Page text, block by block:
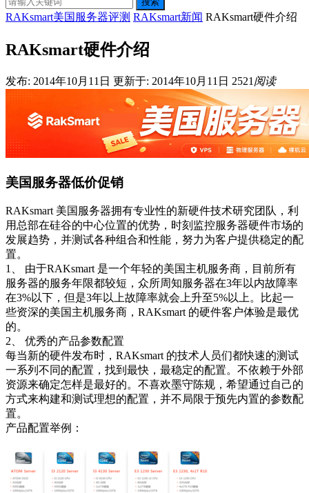
RAKsmart美国服务器评测 RAKsmart新闻 RAKsmart硬件介绍
RAKsmart硬件介绍
发布: 2014年10月11日 更新于: 2014年10月11日 2521 阅读
美国服务器低价促销
RAKsmart 美国服务器拥有专业性的新硬件技术研究团队，利
用总部在硅谷的中心位置的优势，时刻监控服务器硬件市场的
发展趋势，并测试各种组合和性能，努力为客户提供稳定的配
置。
1、 由于RAKsmart 是一个年轻的美国主机服务商，目前所有
服务器的服务年限都较短，众所周知服务器在3年以内故障率
在3%以下，但是3年以上故障率就会上升至5%以上。比起一
些资深的美国主机服务商，RAKsmart 的硬件客户体验是最优
的。
2、 优秀的产品参数配置
每当新的硬件发布时，RAKsmart 的技术人员们都快速的测试
一系列不同的配置，找到最快，最稳定的配置。不依赖于外部
资源来确定怎样是最好的。不喜欢墨守陈规，希望通过自己的
方式来构建和测试理想的配置，并不局限于预先内置的参数配
置。
产品配置举例：